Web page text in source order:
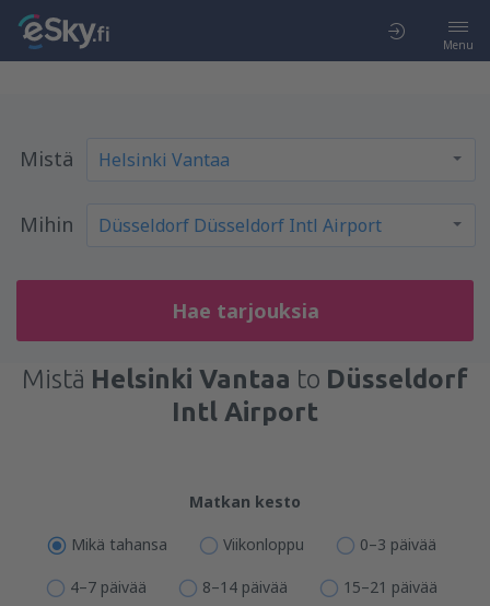
Menu
Mistä
Mihin
Hae tarjouksia
Mistä Helsinki Vantaa to Düsseldorf
Intl Airport
Matkan kesto
Mikä tahansa Viikonloppu 0–3 päivää
4–7 päivää 8–14 päivää 15–21 päivää